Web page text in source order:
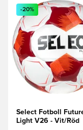
Öppnar en Modal
-20%
Select Fotboll
Light V26 - Vit/Röd